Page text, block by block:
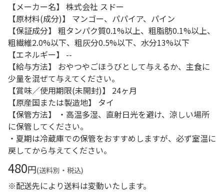
【メーカー名】 株式会社 スドー
【原材料(成分)】 マンゴー、パパイア、パイン
【保証成分】 粗タンパク質0.1%以上、粗脂肪0.1%以上、
粗繊維2.0%以下、粗灰分0.5%以下、水分13%以下
【エネルギー】 --
【給与方法】 おやつやごほうびとして与えるか、主食に
少量を混ぜて与えてください。
【賞味／使用期限(未開封)】 24ヶ月
【原産国または製造地】 タイ
【保管方法】 ・高温多湿、直射日光を避け、涼しい場所
に保管してください。
・夏期は冷蔵庫での保管をおすすめしますが、必ず室温に
戻してから与えてください。
480円(送料別・税込)
※配送先により送料は変動いたします。